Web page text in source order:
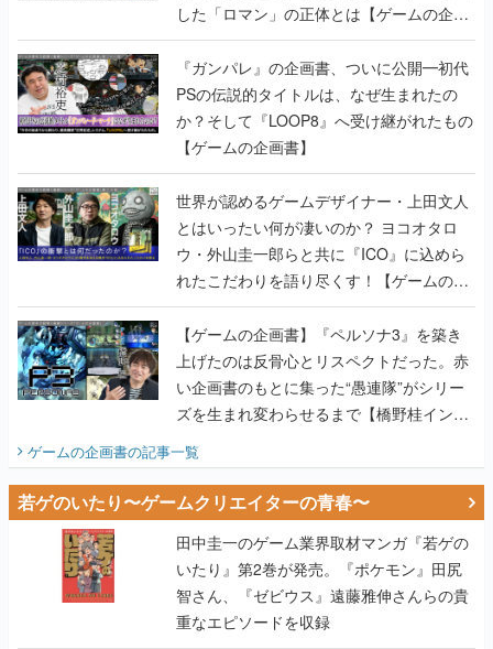
した「ロマン」の正体とは【ゲームの企画
書】
『ガンパレ』の企画書、ついに公開━初代
PSの伝説的タイトルは、なぜ生まれたの
か？そして『LOOP8』へ受け継がれたもの
【ゲームの企画書】
世界が認めるゲームデザイナー・上田文人
とはいったい何が凄いのか？ ヨコオタロ
ウ・外山圭一郎らと共に『ICO』に込めら
れたこだわりを語り尽くす！【ゲームの企
画書】
【ゲームの企画書】『ペルソナ3』を築き
上げたのは反骨心とリスペクトだった。赤
い企画書のもとに集った“愚連隊”がシリー
ズを生まれ変わらせるまで【橋野桂インタ
ゲームの企画書の記事一覧
若ゲのいたり〜ゲームクリエイターの青春〜
田中圭一のゲーム業界取材マンガ『若ゲの
いたり』第2巻が発売。『ポケモン』田尻
智さん、『ゼビウス』遠藤雅伸さんらの貴
重なエピソードを収録